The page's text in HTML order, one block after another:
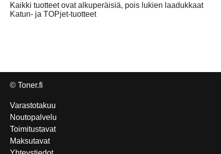
Kaikki tuotteet ovat alkuperäisiä, pois lukien laadukkaat
Katun- ja TOPjet-tuotteet
© Toner.fi
Varastotakuu
Noutopalvelu
Toimitustavat
Maksutavat